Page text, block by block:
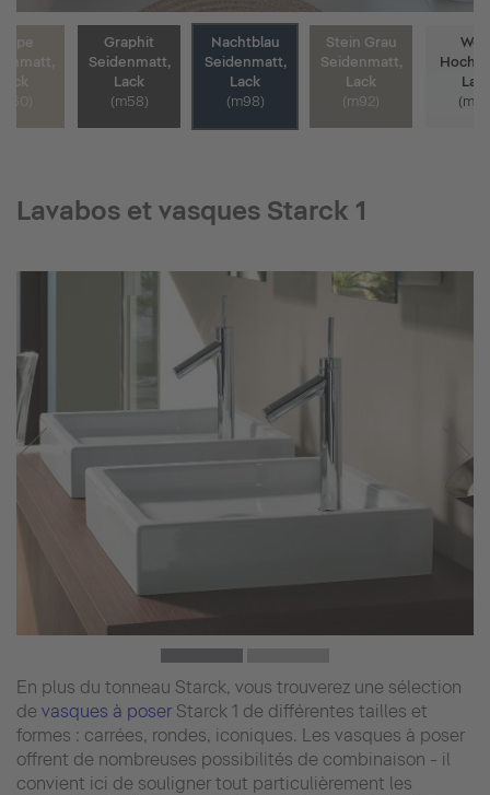
Graphit
Seidenmatt,
Lack
(m58)
Nachtblau
Seidenmatt,
Lack
(m98)
Stein Grau
Seidenmatt,
Lack
(m92)
Lavabos et vasques Starck 1
En plus du tonneau Starck, vous trouverez une sélection
de vasques à poser Starck 1 de différentes tailles et
formes : carrées, rondes, iconiques. Les vasques à poser
offrent de nombreuses possibilités de combinaison - il
convient ici de souligner tout particulièrement les